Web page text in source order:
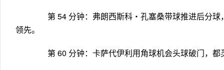
第 54 分钟：弗朗西斯科・孔塞桑带球推进后分球
领先。
第 60 分钟：卡萨代伊利用角球机会头球破门，都